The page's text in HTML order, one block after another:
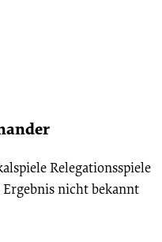
Relegationsspiele
Ergebnis nicht bekannt